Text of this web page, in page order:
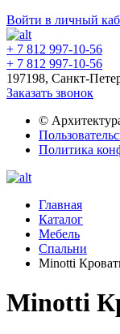
Войти в личный
+ 7 812 997-10-56
+ 7 812 997-10-56
197198, Санкт-
Заказать звонок
©
Политика
Главная
Каталог
Мебель
Спальни
Minotti
Minotti